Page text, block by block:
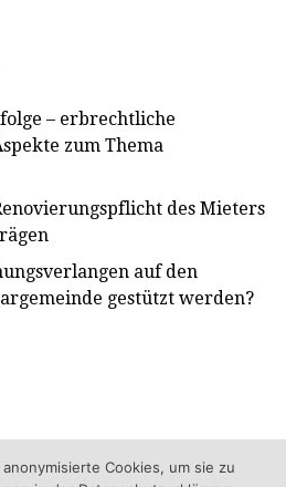
– erbrechtliche
zum Thema
des Mieters
auf den
gestützt werden?
Cookies, um sie zu